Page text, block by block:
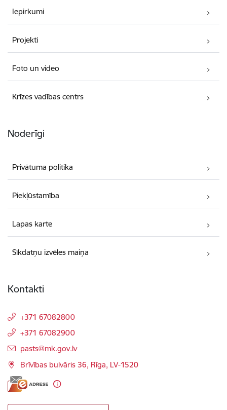
Iepirkumi
Projekti
Foto un video
Krīzes vadības centrs
Noderīgi
Privātuma politika
Piekļūstamība
Lapas karte
Sīkdatņu izvēles maiņa
Kontakti
+371 67082800
+371 67082900
E-pasts:
pasts@mk.gov.lv
Brīvības bulvāris 36, Rīga, LV-1520